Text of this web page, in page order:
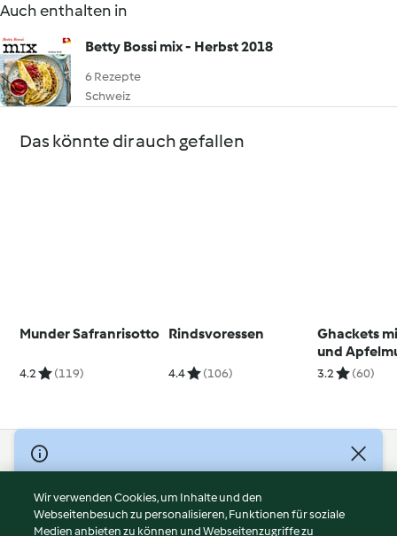
Auch enthalten in
Betty Bossi mix - Herbst 2018
6 Rezepte
Schweiz
Das könnte dir auch gefallen
Munder Safranrisotto
4.2 (119)
Rindsvoressen
4.4 (106)
Ghackets
und
3.2 (60)
© Copyright 2026
Nutzungsbedingungen
Datenschutzrichtlinien
Wir verwenden Cookies, um Inhalte und den
Webseitenbesuch zu personalisieren, Funktionen für soziale
Medien anbieten zu können und Webseitenzugriffe zu